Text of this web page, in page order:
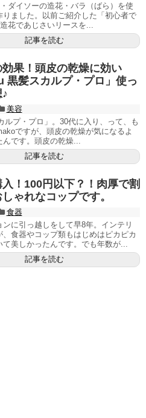
ダイソーの造花・バラ（ばら）を使
りました。以前ご紹介した「初心者で
花であじさいリースを...
記事を読む
果！頭皮の乾燥に効い
黒髪スカルプ・プロ」使っ
美容
ルプ・プロ」。30代に入り、って、も
ですが、頭皮の乾燥が気になるよ
です。頭皮の乾燥...
記事を読む
！100円以下？！肉厚で割
ゃれなコップです。
食器
ンに引っ越しをして早8年。インテリ
、食器やコップ類もはじめはピカピカ
美しかったんです。でも年数が...
記事を読む